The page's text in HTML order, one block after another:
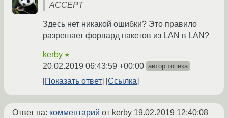
ACCEPT
Здесь нет никакой ошибки? Это правило
разрешает форвард пакетов из LAN в LAN?
kerby ★
20.02.2019 06:43:59 +00:00 автор топика
Показать ответ Ссылка
Ответ на: комментарий от kerby 19.02.2019 12:40:08